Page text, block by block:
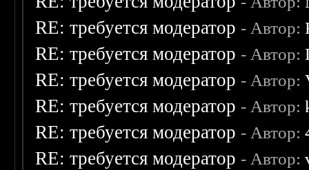
RE: требуется модератор - Автор:
RE: требуется модератор - Автор:
RE: требуется модератор - Автор:
RE: требуется модератор - Автор:
RE: требуется модератор - Автор:
RE: требуется модератор - Автор: